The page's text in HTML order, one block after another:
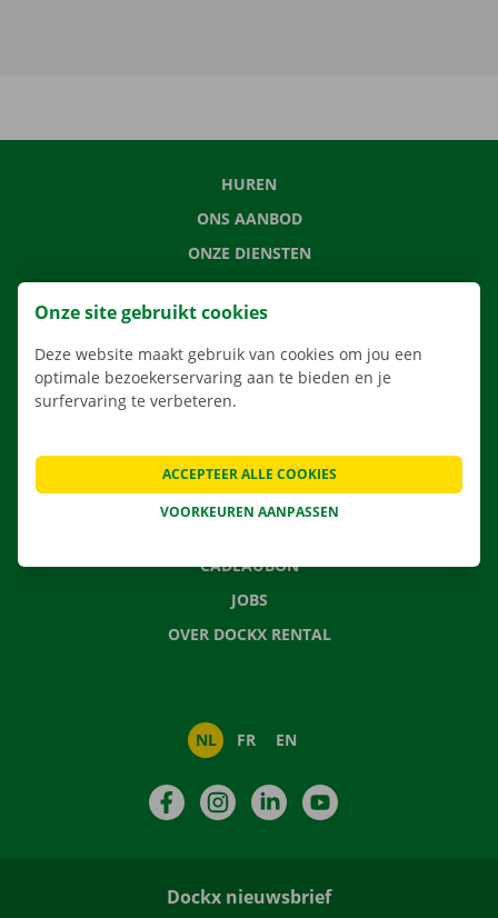
HUREN
ONS AANBOD
ONZE DIENSTEN
LOCATIES
APP
VERHUISOPLOSSINGEN
CONTACTEER ONS
VEELGESTELDE VRAGEN
CADEAUBON
JOBS
OVER DOCKX RENTAL
NL FR EN
FacebookInstagramLinkedIn
Dockx nieuwsbrief
Onze site gebruikt cookies
Deze website maakt gebruik van cookies om jou een
optimale bezoekerservaring aan te bieden en je
surfervaring te verbeteren.
VOORKEUREN AANPASSEN
ACCEPTEER ALLE COOKIES